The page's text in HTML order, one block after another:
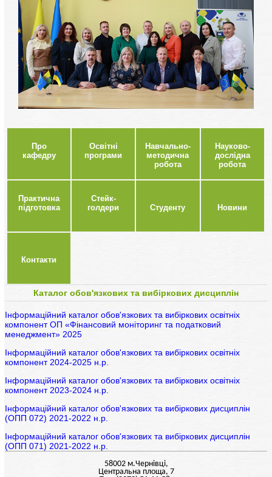
Про
кафедру
Освітні
програми
Навчально-
методична
робота
Науково-
дослідна
робота
Практична
підготовка
Стейк-
голдери
Студенту Новини
Контакти
Каталог обов'язкових та вибіркових дисциплін
Інформаційний каталог обов'язкових та вибіркових освітніх
компонент ОП «Фінансовий моніторинг та податковий
менеджмент» 2025
Інформаційний каталог обов'язкових та вибіркових освітніх
компонент 2024-2025 н.р.
Інформаційний каталог обов'язкових та вибіркових освітніх
компонент 2023-2024 н.р.
Інформаційний каталог обов'язкових та вибіркових дисциплін
(ОПП 072) 2021-2022 н.р.
Інформаційний каталог обов'язкових та вибіркових дисциплін
(ОПП 071) 2021-2022 н.р.
58002 м.Чернiвцi,
Центральна площа, 7